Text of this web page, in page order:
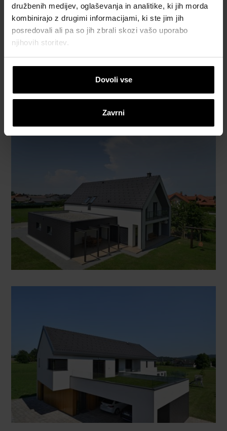
družbenih medijev, oglaševanja in analitike, ki jih morda
kombinirajo z drugimi informacijami, ki ste jim jih
posredovali ali pa so jih zbrali skozi vašo uporabo
njihovih storitev.
Dovoli vse
Zavrni